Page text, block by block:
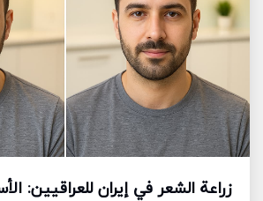
زراعة الشعر في إيران للعراقيين: